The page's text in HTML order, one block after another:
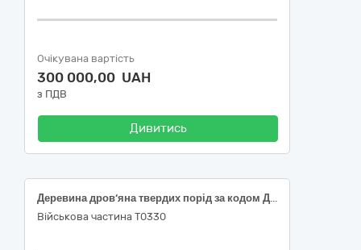
Очікувана вартість
300 000,00 UAH
з ПДВ
Дивитись
Деревина дров‘яна твердих порід за кодом ДК 021:2015:03410000-7 Деревина (03418100-4 Деревина твердих порід)
Військова частина Т0330